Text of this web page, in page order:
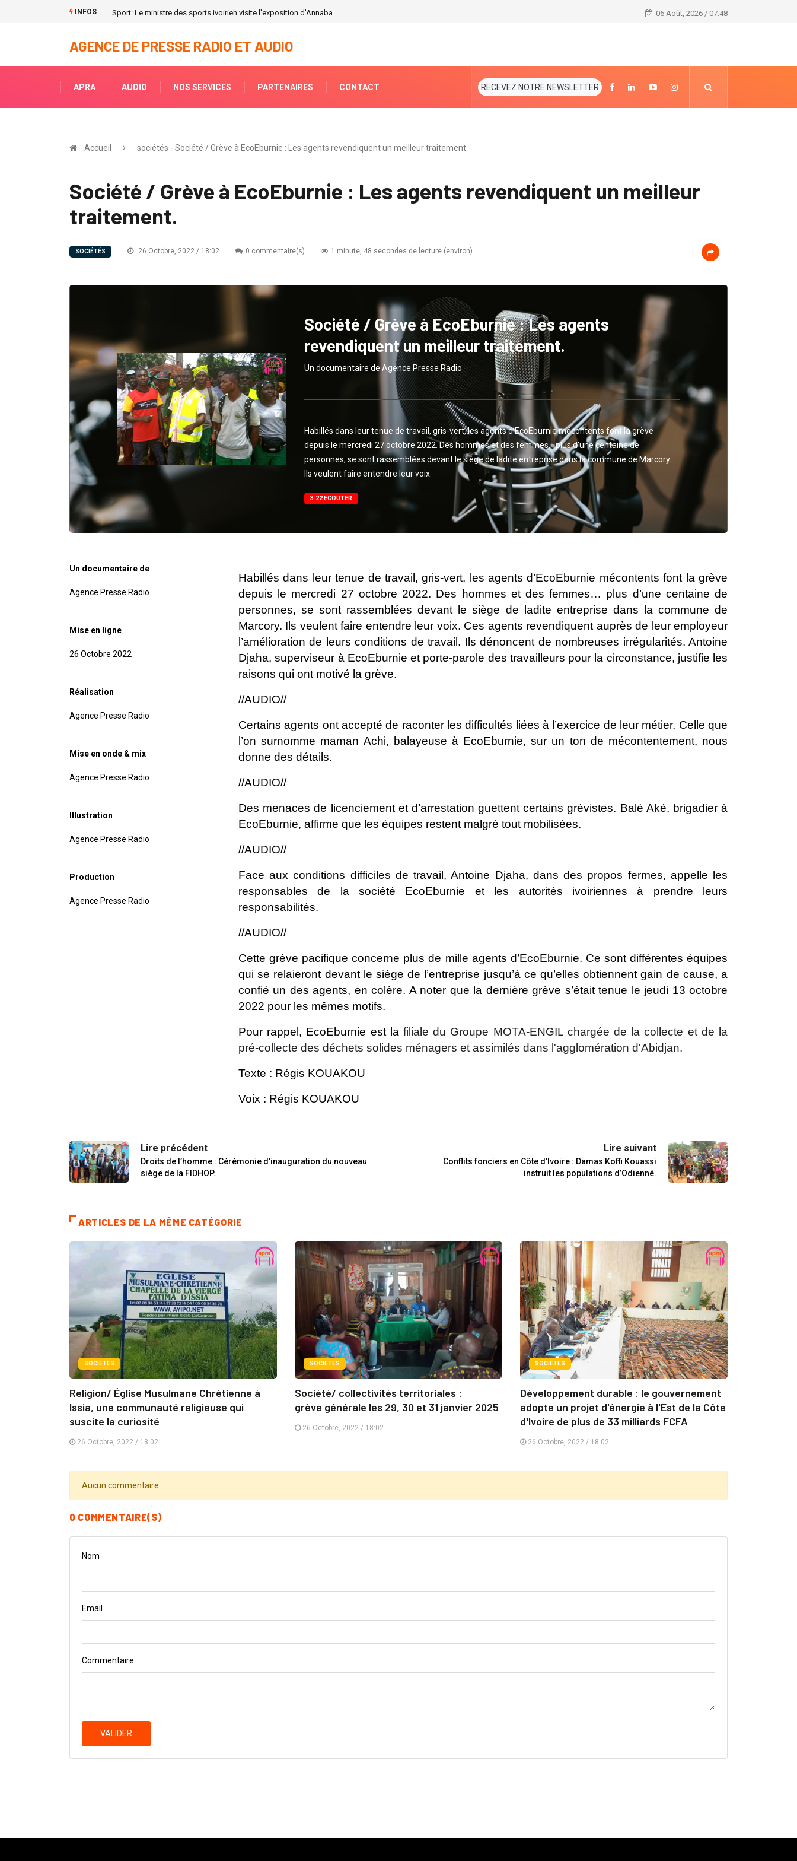
INFOS Sport: Le ministre des sports ivoirien visite l'exposition d'Annaba. Mohamed Béavogui nommé Premier Ministre de
06 Août, 2026 / 07:48
AGENCE DE PRESSE RADIO ET AUDIO
APRA AUDIO NOS SERVICES PARTENAIRES CONTACT RECEVEZ NOTRE NEWSLETTER
Accueil sociétés - Société / Grève à EcoEburnie : Les agents revendiquent un meilleur traitement.
Société / Grève à EcoEburnie : Les agents revendiquent un meilleur
traitement.
SOCIÉTÉS 26 Octobre, 2022 / 18:02 0 commentaire(s) 1 minute, 48 secondes de lecture (environ)
Société / Grève à EcoEburnie : Les agents
revendiquent un meilleur traitement.
Un documentaire de Agence Presse Radio
Habillés dans leur tenue de travail, gris-vert, les agents d’EcoEburnie mécontents font la grève
depuis le mercredi 27 octobre 2022. Des hommes et des femmes… plus d’une centaine de
personnes, se sont rassemblées devant le siège de ladite entreprise dans la commune de Marcory.
Ils veulent faire entendre leur voix.
3:22 ECOUTER
Un documentaire de
Agence Presse Radio
Mise en ligne
26 Octobre 2022
Réalisation
Agence Presse Radio
Mise en onde & mix
Agence Presse Radio
Illustration
Agence Presse Radio
Production
Agence Presse Radio
Habillés dans leur tenue de travail, gris-vert, les agents d’EcoEburnie mécontents font la grève
depuis le mercredi 27 octobre 2022. Des hommes et des femmes… plus d’une centaine de
personnes, se sont rassemblées devant le siège de ladite entreprise dans la commune de
Marcory. Ils veulent faire entendre leur voix. Ces agents revendiquent auprès de leur employeur
l’amélioration de leurs conditions de travail. Ils dénoncent de nombreuses irrégularités. Antoine
Djaha, superviseur à EcoEburnie et porte-parole des travailleurs pour la circonstance, justifie les
raisons qui ont motivé la grève.
//AUDIO//
Certains agents ont accepté de raconter les difficultés liées à l’exercice de leur métier. Celle que
l’on surnomme maman Achi, balayeuse à EcoEburnie, sur un ton de mécontentement, nous
donne des détails.
//AUDIO//
Des menaces de licenciement et d’arrestation guettent certains grévistes. Balé Aké, brigadier à
EcoEburnie, affirme que les équipes restent malgré tout mobilisées.
//AUDIO//
Face aux conditions difficiles de travail, Antoine Djaha, dans des propos fermes, appelle les
responsables de la société EcoEburnie et les autorités ivoiriennes à prendre leurs
responsabilités.
//AUDIO//
Cette grève pacifique concerne plus de mille agents d’EcoEburnie. Ce sont différentes équipes
qui se relaieront devant le siège de l’entreprise jusqu’à ce qu’elles obtiennent gain de cause, a
confié un des agents, en colère. A noter que la dernière grève s’était tenue le jeudi 13 octobre
2022 pour les mêmes motifs.
Pour rappel, EcoEburnie est la filiale du Groupe MOTA-ENGIL chargée de la collecte et de la
pré-collecte des déchets solides ménagers et assimilés dans l'agglomération d'Abidjan.
Texte : Régis KOUAKOU
Voix : Régis KOUAKOU
Lire précédent
Droits de l’homme : Cérémonie d’inauguration du nouveau
siège de la FIDHOP.
Lire suivant
Conflits fonciers en Côte d’Ivoire : Damas Koffi Kouassi
instruit les populations d’Odienné.
ARTICLES DE LA MÊME CATÉGORIE
SOCIÉTÉS
Religion/ Église Musulmane Chrétienne à
Issia, une communauté religieuse qui
suscite la curiosité
26 Octobre, 2022 / 18:02
SOCIÉTÉS
Société/ collectivités territoriales :
grève générale les 29, 30 et 31 janvier 2025
26 Octobre, 2022 / 18:02
SOCIÉTÉS
Développement durable : le gouvernement
adopte un projet d'énergie à l'Est de la Côte
d'Ivoire de plus de 33 milliards FCFA
26 Octobre, 2022 / 18:02
Aucun commentaire
0 COMMENTAIRE(S)
Nom
Email
Commentaire
VALIDER